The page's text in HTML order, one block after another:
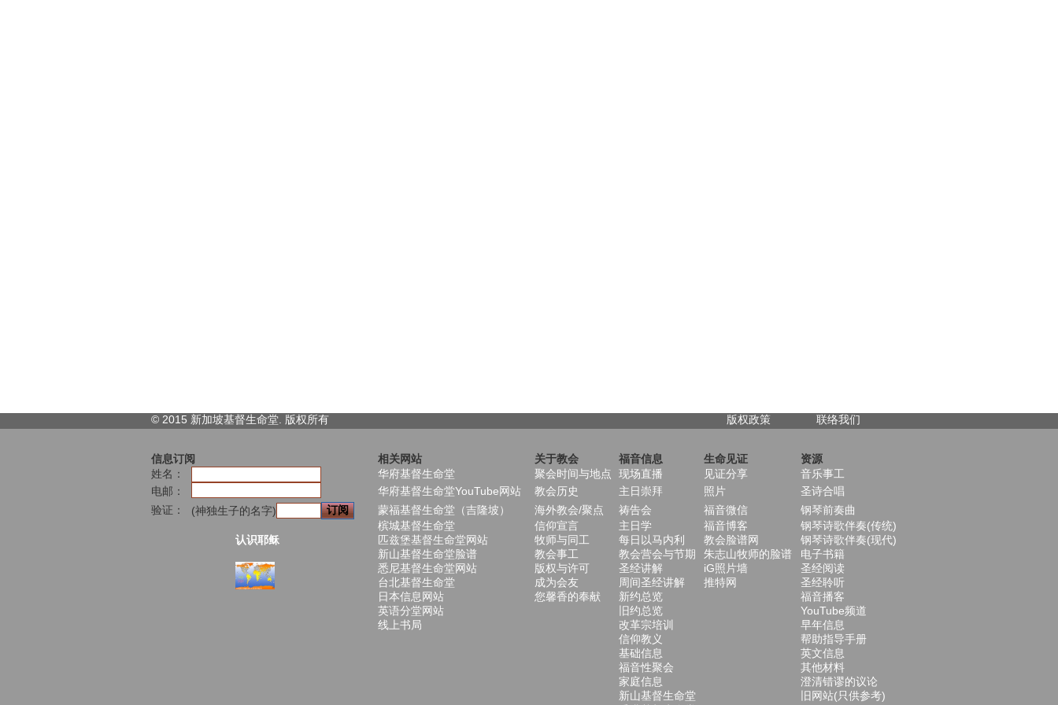
© 2015 新加坡基督生命堂. 版权所有 版权政策 联络我们
信息订阅 相关网站 关于教会 福音信息 生命见证
资源
姓名：
华府基督生命堂 聚会时间与地点 现场直播 见证分享
音乐事工
电邮：
华府基督生命堂YouTube网站 教会历史 主日崇拜 照片
圣诗合唱
验证：
(神独生子的名字) 蒙福基督生命堂（吉隆坡） 海外教会/聚点 祷告会 福音微信
钢琴前奏曲
槟城基督生命堂
信仰宣言 主日学 福音博客
钢琴诗歌伴奏(传统)
认识耶稣
匹兹堡基督生命堂网站 牧师与同工 每日以马内利 教会脸谱网
钢琴诗歌伴奏(现代)
新山基督生命堂脸谱
教会事工 教会营会与节期 朱志山牧师的脸谱
电子书籍
悉尼基督生命堂网站
版权与许可 圣经讲解 iG照片墙
圣经阅读
台北基督生命堂
成为会友 周间圣经讲解 推特网
圣经聆听
日本信息网站
您馨香的奉献 新约总览
福音播客
英语分堂网站
旧约总览
YouTube频道
线上书局
改革宗培训
早年信息
信仰教义
帮助指导手册
基础信息
英文信息
福音性聚会
其他材料
家庭信息
澄清错谬的议论
新山基督生命堂
旧网站(只供参考)